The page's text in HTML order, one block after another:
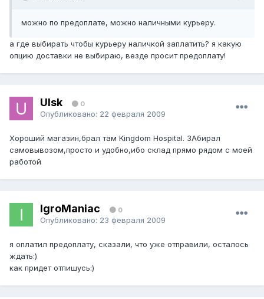
можно по предоплате, можно наличными курьеру.
а где выбирать чтобы курьеру наличкой заплатить? я какую
опцию доставки не выбираю, везде просит предоплату!
Ulsk 0
Опубликовано: 22 февраля 2009
Хороший магазин,брал там Kingdom Hospital. ЗАбирал
самовывозом,просто и удобно,ибо склад прямо рядом с моей
работой
IgroManiac 0
Опубликовано: 23 февраля 2009
я оплатил предоплату, сказали, что уже отправили, осталось
ждать:)
как придет отпишусь:)